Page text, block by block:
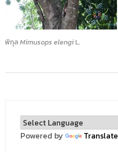
พิกุลMimusops elengiL.
Powered by Translate